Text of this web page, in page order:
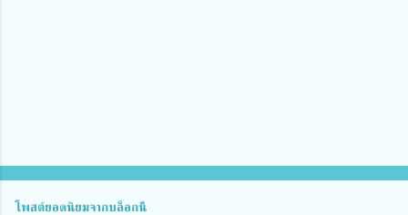
โพสต์ยอดนิยมจากบล็อกนี้